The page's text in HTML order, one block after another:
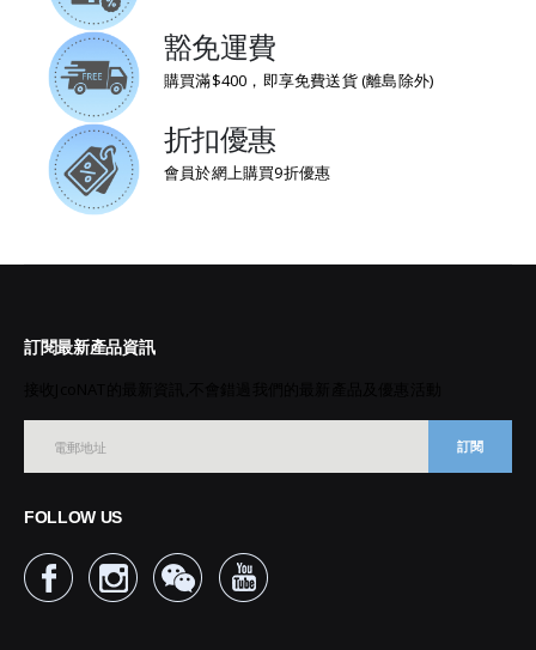
豁免運費
購買滿$400，即享免費送貨 (離島除外)
折扣優惠
會員於網上購買9折優惠
訂閱最新產品資訊
訂閱
FOLLOW US